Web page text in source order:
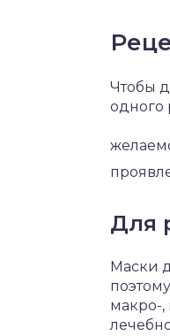
Чтобы
одного
Для
Маски
макро-,